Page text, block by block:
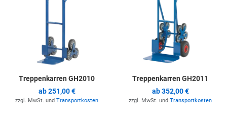
Treppenkarren GH2010
ab251,00 €
zzgl. MwSt. und Transportkosten
Treppenkarren GH2011
ab352,00 €
zzgl. MwSt. und Transportkosten